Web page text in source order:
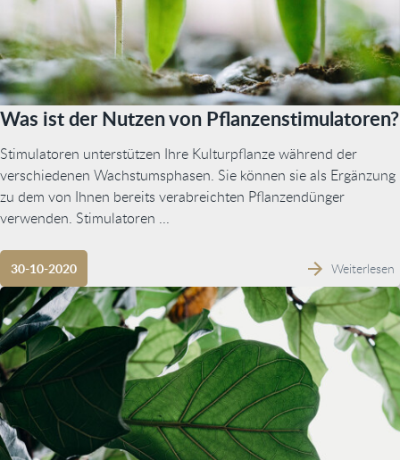
Was ist der Nutzen von Pflanzenstimulatoren?
Stimulatoren unterstützen Ihre Kulturpflanze während der
verschiedenen Wachstumsphasen. Sie können sie als Ergänzung
zu dem von Ihnen bereits verabreichten Pflanzendünger
verwenden. Stimulatoren ...
30-10-2020 Weiterlesen